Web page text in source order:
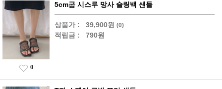
5cm굽 시스루 망사 슬링백 샌들
상품가 : 39,900원 (0)
적립금 : 790원
0